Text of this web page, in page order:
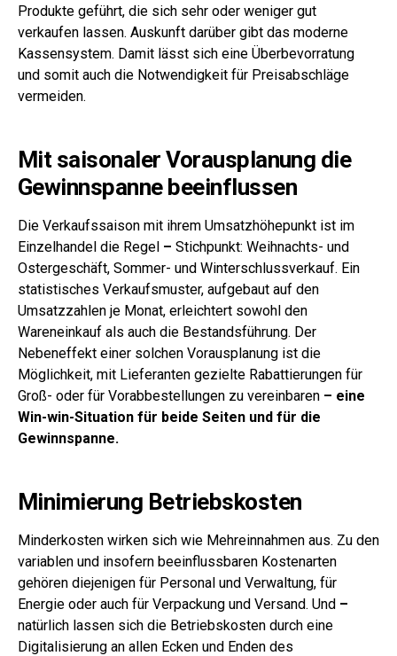
Produkte geführt, die sich sehr oder weniger gut
verkaufen lassen. Auskunft darüber gibt das moderne
Kassensystem. Damit lässt sich eine Überbevorratung
und somit auch die Notwendigkeit für Preisabschläge
vermeiden.
Mit saisonaler Vorausplanung die
Gewinnspanne beeinflussen
Die Verkaufssaison mit ihrem Umsatzhöhepunkt ist im
Einzelhandel die Regel – Stichpunkt: Weihnachts- und
Ostergeschäft, Sommer- und Winterschlussverkauf. Ein
statistisches Verkaufsmuster, aufgebaut auf den
Umsatzzahlen je Monat, erleichtert sowohl den
Wareneinkauf als auch die Bestandsführung. Der
Nebeneffekt einer solchen Vorausplanung ist die
Möglichkeit, mit Lieferanten gezielte Rabattierungen für
Groß- oder für Vorabbestellungen zu vereinbaren – eine
Win-win-Situation für beide Seiten und für die
Gewinnspanne.
Minimierung Betriebskosten
Minderkosten wirken sich wie Mehreinnahmen aus. Zu den
variablen und insofern beeinflussbaren Kostenarten
gehören diejenigen für Personal und Verwaltung, für
Energie oder auch für Verpackung und Versand. Und –
natürlich lassen sich die Betriebskosten durch eine
Digitalisierung an allen Ecken und Enden des